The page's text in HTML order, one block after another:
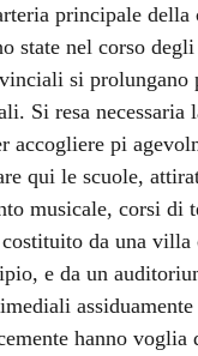
principale
state nel corso
si
Si resa
accogliere pi
qui le scuole,
musicale, corsi di
da una
e da un
hanno